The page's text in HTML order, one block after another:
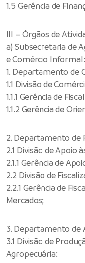
1.5 Gerência de
III – Órgãos de
a) Subsecretaria de
e Comércio Informal:
1. Departamento de
1.1 Divisão de
1.1.1 Gerência de
1.1.2 Gerência de
2. Departamento de
2.1 Divisão de Apoio
2.1.1 Gerência de
2.2 Divisão de
2.2.1 Gerência de
Mercados;
3. Departamento de
3.1 Divisão de
Agropecuária: